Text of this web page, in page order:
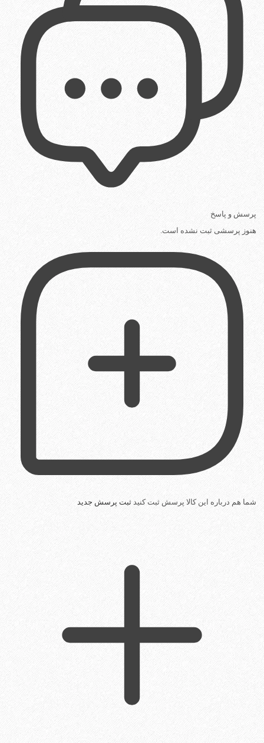
پرسش و پاسخ
هنوز پرسشی ثبت نشده است.
شما هم درباره این کالا پرسش ثبت کنید ثبت پرسش جدید